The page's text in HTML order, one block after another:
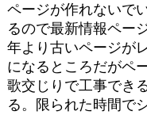
ページが作れないで
るので最新情報ペー
年より古いページが
になるところだがペ
歌交じりで工事でき
る。限られた時間で